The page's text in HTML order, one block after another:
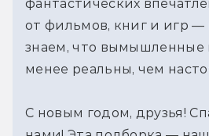
фантастических
от фильмов, книг и игр —
знаем, что вымышленные
менее реальны, чем
С новым годом, друзья!